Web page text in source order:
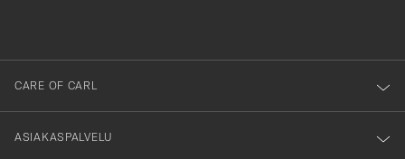
dig
till
vårt
nyhetsbrev!
CARE OF CARL
ASIAKASPALVELU